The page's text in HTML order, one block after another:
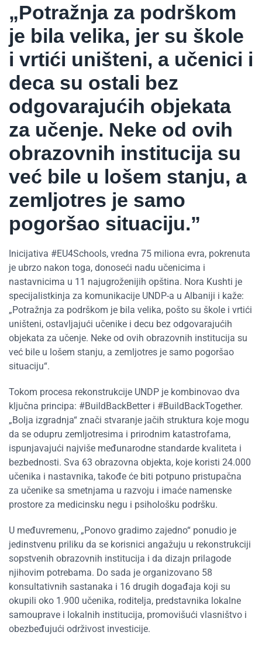
„Potražnja za podrškom
je bila velika, jer su škole
i vrtići uništeni, a učenici i
deca su ostali bez
odgovarajućih objekata
za učenje. Neke od ovih
obrazovnih institucija su
već bile u lošem stanju, a
zemljotres je samo
pogoršao situaciju.”
Inicijativa #EU4Schools, vredna 75 miliona evra, pokrenuta
je ubrzo nakon toga, donoseći nadu učenicima i
nastavnicima u 11 najugroženijih opština. Nora Kushti je
specijalistkinja za komunikacije UNDP-a u Albaniji i kaže:
„Potražnja za podrškom je bila velika, pošto su škole i vrtići
uništeni, ostavljajući učenike i decu bez odgovarajućih
objekata za učenje. Neke od ovih obrazovnih institucija su
već bile u lošem stanju, a zemljotres je samo pogoršao
situaciju“.
Tokom procesa rekonstrukcije UNDP je kombinovao dva
ključna principa: #BuildBackBetter i #BuildBackTogether.
„Bolja izgradnja“ znači stvaranje jačih struktura koje mogu
da se odupru zemljotresima i prirodnim katastrofama,
ispunjavajući najviše međunarodne standarde kvaliteta i
bezbednosti. Sva 63 obrazovna objekta, koje koristi 24.000
učenika i nastavnika, takođe će biti potpuno pristupačna
za učenike sa smetnjama u razvoju i imaće namenske
prostore za medicinsku negu i psihološku podršku.
U međuvremenu, „Ponovo gradimo zajedno“ ponudio je
jedinstvenu priliku da se korisnici angažuju u rekonstrukciji
sopstvenih obrazovnih institucija i da dizajn prilagode
njihovim potrebama. Do sada je organizovano 58
konsultativnih sastanaka i 16 drugih događaja koji su
okupili oko 1.900 učenika, roditelja, predstavnika lokalne
samouprave i lokalnih institucija, promovišući vlasništvo i
obezbeđujući održivost investicije.